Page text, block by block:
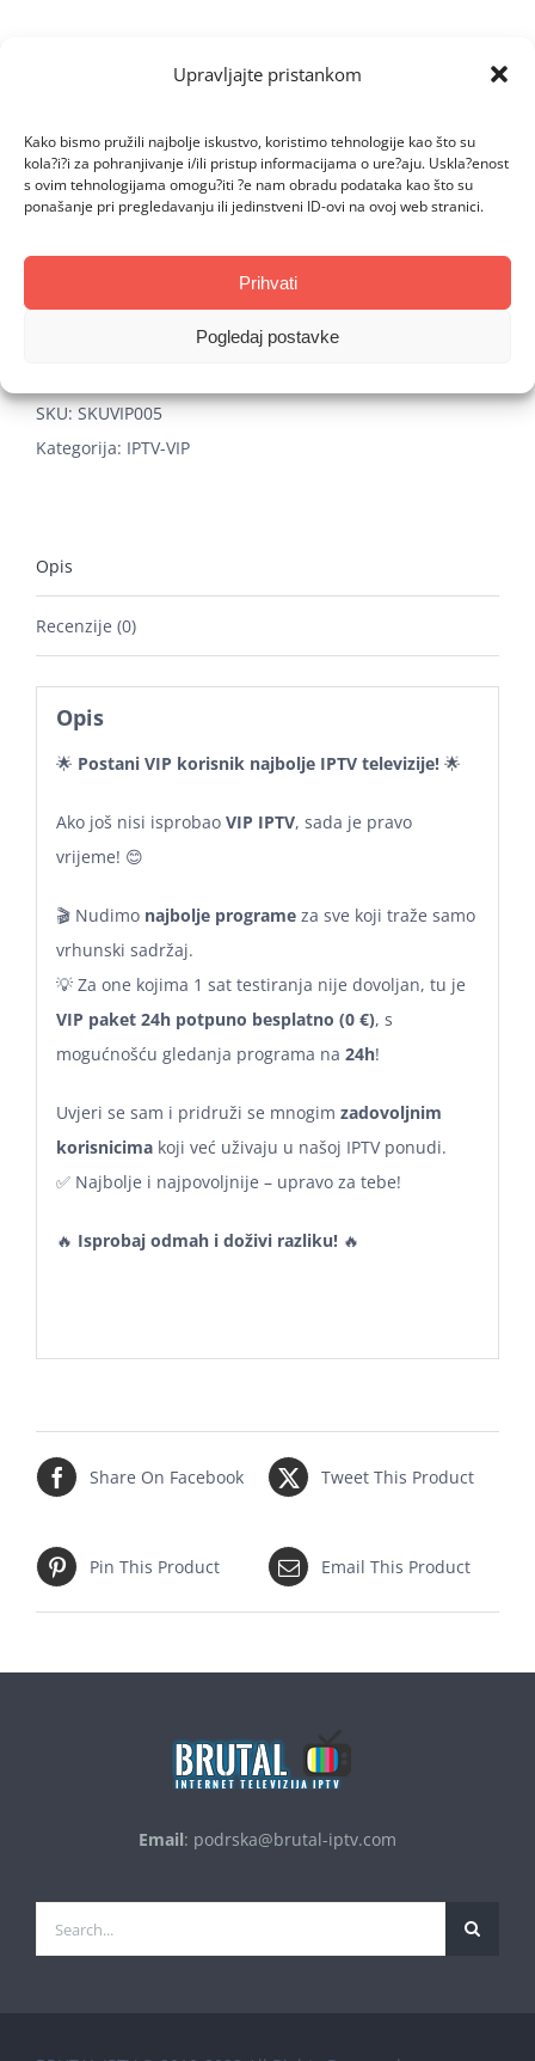
Upravljajte pristankom
Kako bismo pružili najbolje iskustvo, koristimo tehnologije kao što su
kola?i?i za pohranjivanje i/ili pristup informacijama o ure?aju. Uskla?enost
s ovim tehnologijama omogu?iti ?e nam obradu podataka kao što su
ponašanje pri pregledavanju ili jedinstveni ID-ovi na ovoj web stranici.
Prihvati
Pogledaj postavke
BRUTAL
količina
DODAJ U KOŠARICU
Add to Wishlist
SKU:SKUVIP005
Kategorija: IPTV-VIP
Opis
Recenzije (0)
Opis
🌟 Postani VIP korisnik najbolje IPTV televizije!🌟
Ako još nisi isprobao VIP IPTV, sada je pravo
vrijeme! 😊
🎬 Nudimo najbolje programeza sve koji traže samo
vrhunski sadržaj.
💡 Za one kojima 1 sat testiranja nije dovoljan, tu je
VIP paket 24h potpuno besplatno (0 €), s
mogućnošću gledanja programa na 24h!
Uvjeri se sam i pridruži se mnogim zadovoljnim
korisnicimakoji već uživaju u našoj IPTV ponudi.
✅ Najbolje i najpovoljnije – upravo za tebe!
🔥 Isprobaj odmah i doživi razliku!🔥
Share On Facebook Tweet This Product
Pin This Product Email This Product
Email: podrska@brutal-iptv.com